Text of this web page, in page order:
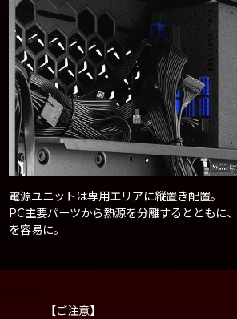
電源ユニットは専用エリアに縦置き配置。
PC主要パーツから熱源を分離するとともに
を容易に。
【ご注意】